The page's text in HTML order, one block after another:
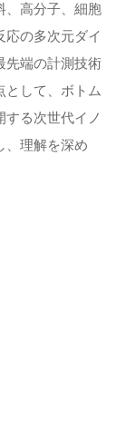
、高分子、細胞
応の多次元ダイ
先端の計測技術
として、ボトム
する次世代イノ
、理解を深め